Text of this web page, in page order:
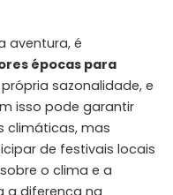
aventura, é
épocas para
sazonalidade, e
isso pode garantir
climáticas, mas
de festivais locais
o clima e a
a diferença na